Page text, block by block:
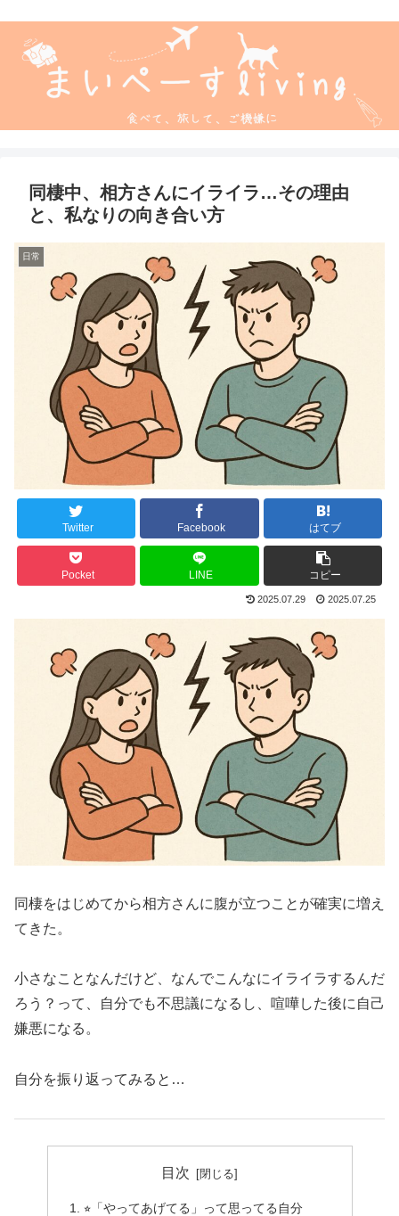
同棲中、相方さんにイライラ…その理由
と、私なりの向き合い方
日常
Twitter Facebook はてブ
Pocket LINE コピー
2025.07.29 2025.07.25
同棲をはじめてから相方さんに腹が立つことが確実に増え
てきた。
小さなことなんだけど、なんでこんなにイライラするんだ
ろう？って、自分でも不思議になるし、喧嘩した後に自己
嫌悪になる。
自分を振り返ってみると…
目次
⭐︎「やってあげてる」って思ってる自分